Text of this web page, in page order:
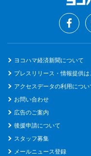
ヨコハマ経済新聞について
プレスリリース・情報提供は
アクセスデータの利用につい
お問い合わせ
広告のご案内
後援申請について
スタッフ募集
メールニュース登録